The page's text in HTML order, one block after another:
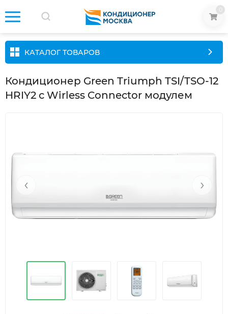
КАТАЛОГ ТОВАРОВ
Кондиционер Green Triumph TSI/TSO-12
HRIY2 с Wirless Connector модулем
‹ ›